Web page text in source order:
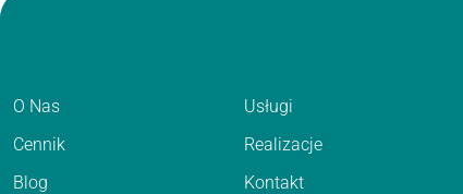
O Nas
Usługi
Cennik
Realizacje
Blog
Kontakt